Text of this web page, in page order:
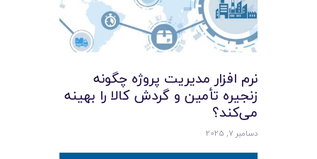
نرم افزار مدیریت پروژه چگونه
زنجیره تأمین و گردش کالا را بهینه
می‌کند؟
دسامبر 7, 2025